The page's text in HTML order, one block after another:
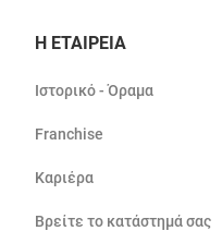
Η ΕΤΑΙΡΕΙΑ
Ιστορικό - Όραμα
Franchise
Καριέρα
Βρείτε το κατάστημά σας